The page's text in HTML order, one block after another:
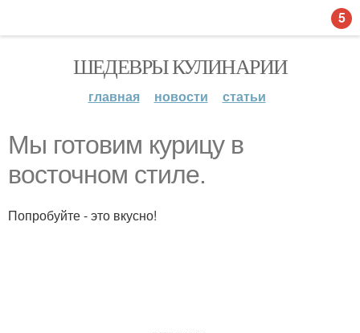
ШЕДЕВРЫ КУЛИНАРИИ
главная новости статьи
Мы готовим курицу в
восточном стиле.
Попробуйте - это вкусно!
5